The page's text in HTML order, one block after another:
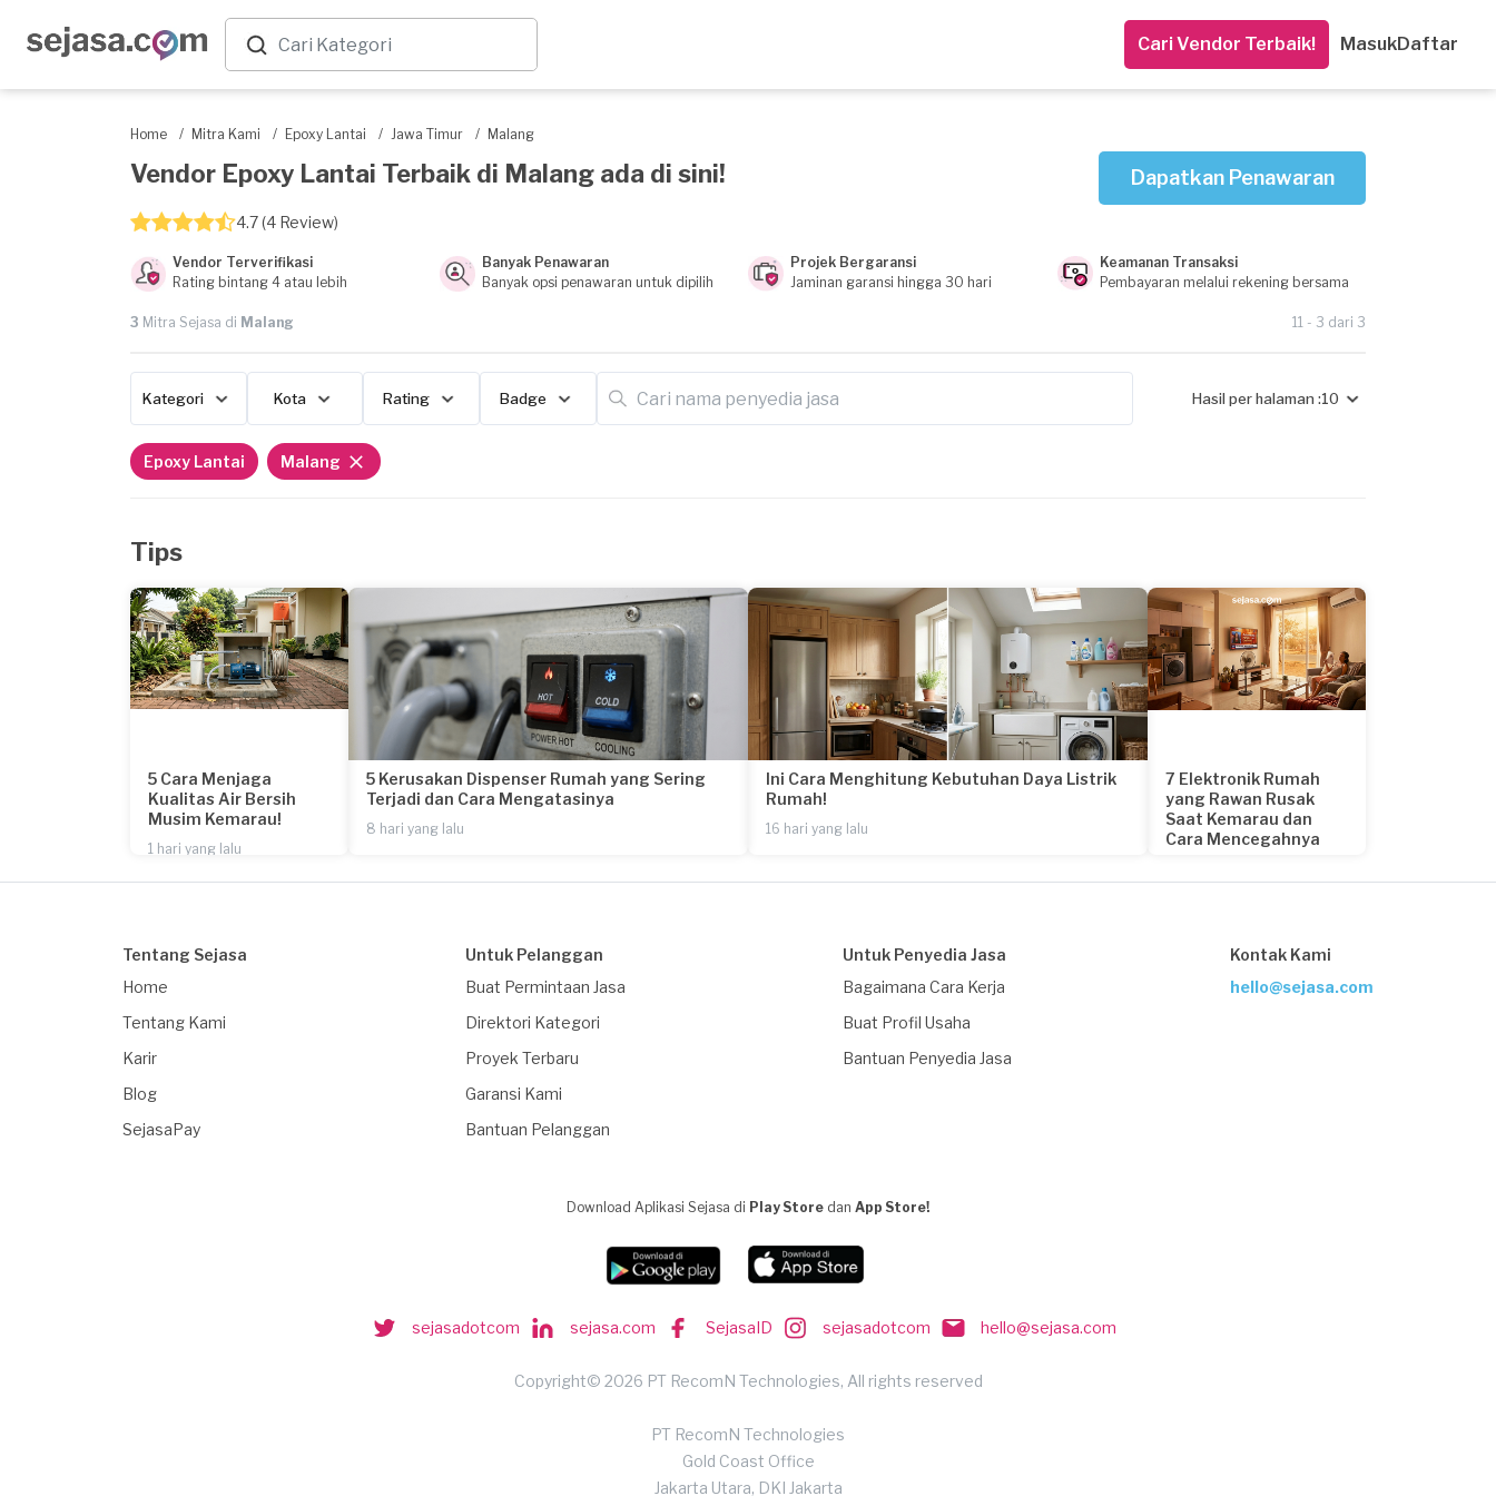
Cari Vendor Terbaik! MasukDaftar
Home / Mitra Kami / Epoxy Lantai / Jawa Timur / Malang
Vendor Epoxy Lantai Terbaik di Malang ada di sini!
4.7 (4 Review)
Dapatkan Penawaran
Vendor Terverifikasi
Rating bintang 4 atau lebih
Banyak Penawaran
Banyak opsi penawaran untuk dipilih
Projek Bergaransi
Jaminan garansi hingga 30 hari
Keamanan Transaksi
Pembayaran melalui rekening bersama
3 Mitra Sejasa di Malang 11 - 3 dari 3
Kategori Kota Rating Badge Hasil per halaman :10
Epoxy Lantai Malang
Tips
5 Cara Menjaga
Kualitas Air Bersih
Musim Kemarau!
1 hari yang lalu
5 Kerusakan Dispenser Rumah yang Sering
Terjadi dan Cara Mengatasinya
8 hari yang lalu
Ini Cara Menghitung Kebutuhan Daya Listrik
Rumah!
16 hari yang lalu
7 Elektronik Rumah
yang Rawan Rusak
Saat Kemarau dan
Cara Mencegahnya
Tentang Sejasa
Home
Tentang Kami
Karir
Blog
SejasaPay
Untuk Pelanggan
Buat Permintaan Jasa
Direktori Kategori
Proyek Terbaru
Garansi Kami
Bantuan Pelanggan
Untuk Penyedia Jasa
Bagaimana Cara Kerja
Buat Profil Usaha
Bantuan Penyedia Jasa
Kontak Kami
hello@sejasa.com
Download Aplikasi Sejasa di Play Store dan App Store!
sejasadotcom sejasa.com SejasaID sejasadotcom hello@sejasa.com
Copyright© 2026 PT RecomN Technologies, All rights reserved
PT RecomN Technologies
Gold Coast Office
Jakarta Utara, DKI Jakarta